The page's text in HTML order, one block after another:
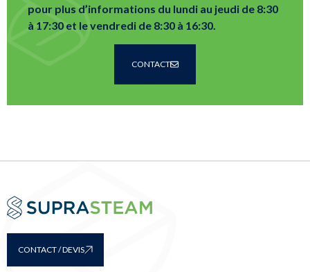
pour plus d’informations du lundi au jeudi de 8:30
à 17:30 et le vendredi de 8:30 à 16:30.
CONTACT
CONTACT / DEVIS